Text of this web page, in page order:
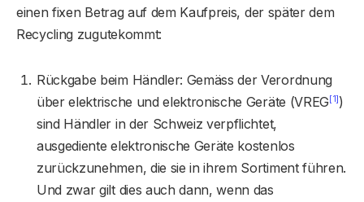
einen fixen Betrag auf dem Kaufpreis, der später dem
Recycling zugutekommt:
Rückgabe beim Händler: Gemäss der Verordnung
über elektrische und elektronische Geräte (VREG[1])
sind Händler in der Schweiz verpflichtet,
ausgediente elektronische Geräte kostenlos
zurückzunehmen, die sie in ihrem Sortiment führen.
Und zwar gilt dies auch dann, wenn das